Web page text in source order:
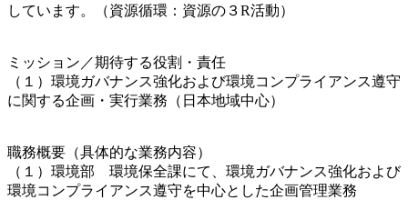
しています。（資源循環：資源の３R活動）
ミッション／期待する役割・責任
（１）環境ガバナンス強化および環境コンプライアンス遵守
に関する企画・実行業務（日本地域中心）
職務概要（具体的な業務内容）
（１）環境部 環境保全課にて、環境ガバナンス強化および
環境コンプライアンス遵守を中心とした企画管理業務